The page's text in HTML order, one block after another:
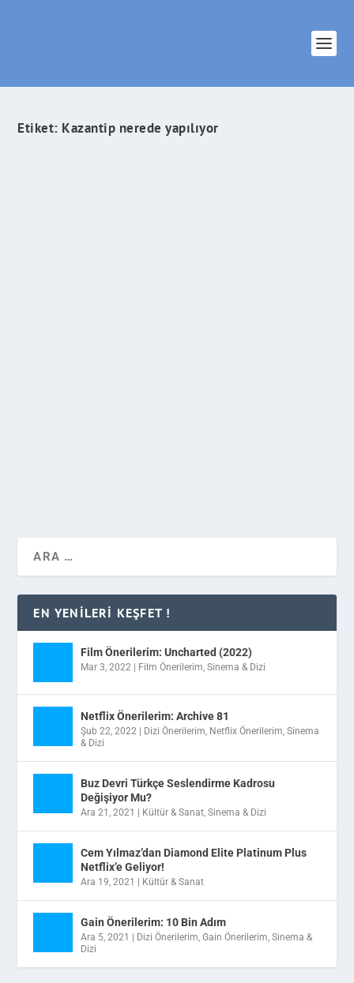
Etiket: Kazantip nerede yapılıyor
EN YENILERI KEŞFET !
Film Önerilerim: Uncharted (2022)
Mar 3, 2022 Film Önerilerim,Sinema & Dizi
Netflix Önerilerim: Archive 81
Şub 22, 2022 Dizi Önerilerim, Netflix Önerilerim,Sinema
& Dizi
Buz Devri Türkçe Seslendirme Kadrosu
Değişiyor Mu?
Ara 21, 2021 Kültür & Sanat,Sinema & Dizi
Cem Yılmaz’dan Diamond Elite Platinum Plus
Netflix’e Geliyor!
Ara 19, 2021 Kültür & Sanat
Gain Önerilerim: 10 Bin Adım
Ara 5, 2021 Dizi Önerilerim,Gain Önerilerim,Sinema &
Dizi